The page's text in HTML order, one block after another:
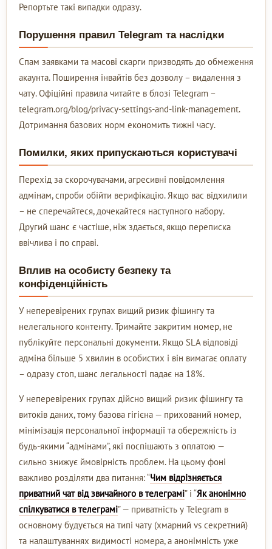
Репортьте такі випадки одразу.
Порушення правил Telegram та наслідки
Спам заявками та масові скарги призводять до обмеження
акаунта. Поширення інвайтів без дозволу – видалення з
чату. Офіційні правила читайте в блозі Telegram –
telegram.org/blog/privacy-settings-and-link-management.
Дотримання базових норм економить тижні часу.
Помилки, яких припускаються користувачі
Перехід за скорочувачами, агресивні повідомлення
адмінам, спроби обійти верифікацію. Якщо вас відхилили
– не сперечайтеся, дочекайтеся наступного набору.
Другий шанс є частіше, ніж здається, якщо переписка
ввічлива і по справі.
Вплив на особисту безпеку та
конфіденційність
У неперевірених групах вищий ризик фішингу та
нелегального контенту. Тримайте закритим номер, не
публікуйте персональні документи. Якщо SLA відповіді
адміна більше 5 хвилин в особистих і він вимагає оплату
– одразу стоп, шанс легальності падає на 18%.
У неперевірених групах дійсно вищий ризик фішингу та
витоків даних, тому базова гігієна — прихований номер,
мінімізація персональної інформації та обережність із
будь-якими “адмінами”, які поспішають з оплатою —
сильно знижує ймовірність проблем. На цьому фоні
важливо розділяти два питання: “Чим відрізняється
приватний чат від звичайного в телеграмі” і “Як анонімно
спілкуватися в телеграмі” — приватність у Telegram в
основному будується на типі чату (хмарний vs секретний)
та налаштуваннях видимості номера, а анонімність уже